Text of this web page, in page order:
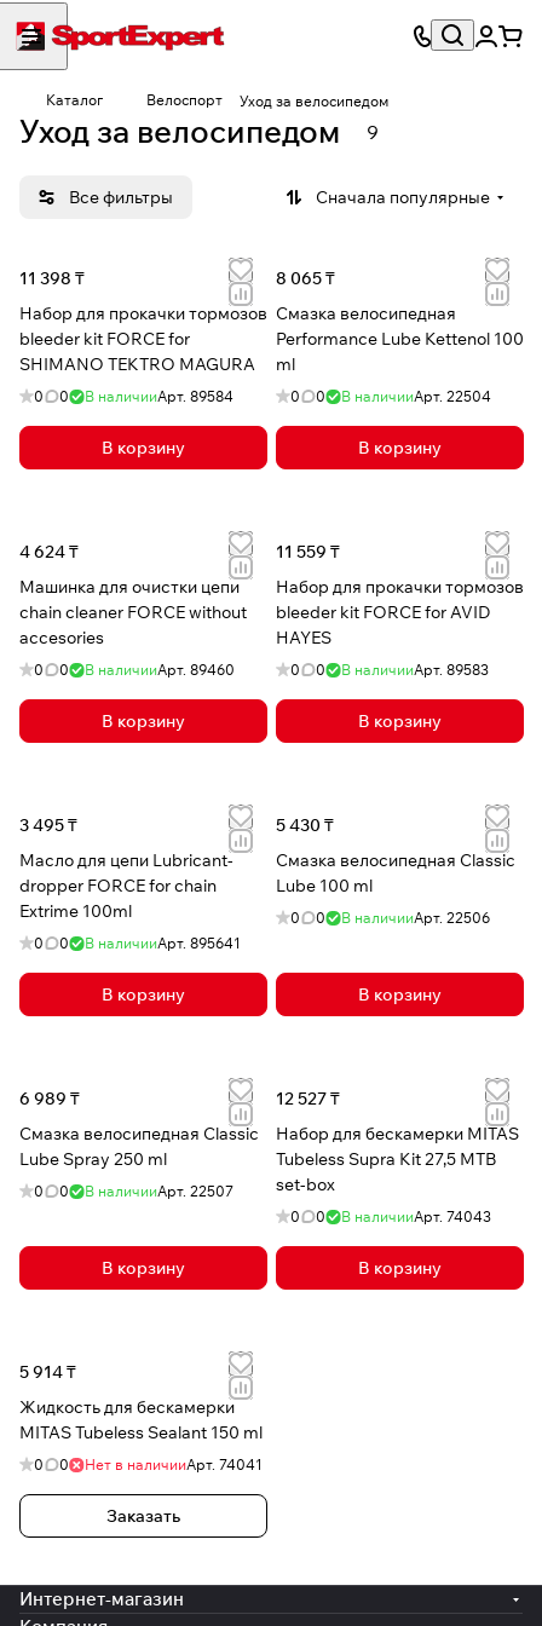
Каталог Велоспорт Уход за велосипедом
Уход за велосипедом 9
Все фильтры Сначала популярные
11 398 ₸
Набор для прокачки тормозов
bleeder kit FORCE for
SHIMANO TEKTRO MAGURA
0 0 В наличииАрт. 89584
В корзину
8 065 ₸
Смазка велосипедная
Performance Lube Kettenol 100
ml
0 0 В наличииАрт. 22504
В корзину
4 624 ₸
Машинка для очистки цепи
chain cleaner FORCE without
accesories
0 0 В наличииАрт. 89460
В корзину
11 559 ₸
Набор для прокачки тормозов
bleeder kit FORCE for AVID
HAYES
0 0 В наличииАрт. 89583
В корзину
3 495 ₸
Масло для цепи Lubricant-
dropper FORCE for chain
Extrime 100ml
0 0 В наличииАрт. 895641
В корзину
5 430 ₸
Смазка велосипедная Classic
Lube 100 ml
0 0 В наличииАрт. 22506
В корзину
6 989 ₸
Смазка велосипедная Classic
Lube Spray 250 ml
0 0 В наличииАрт. 22507
В корзину
12 527 ₸
Набор для бескамерки MITAS
Tubeless Supra Kit 27,5 MTB
set-box
0 0 В наличииАрт. 74043
В корзину
5 914 ₸
Жидкость для бескамерки
MITAS Tubeless Sealant 150 ml
0 0 Нет в наличииАрт. 74041
Заказать
Интернет-магазин